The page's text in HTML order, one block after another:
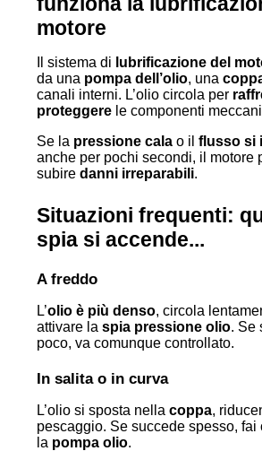
motore
Il sistema di lubrificazione del
da una pompa dell’olio, una
canali interni. L’olio circola per
proteggerele componenti
Se la pressione calao il flusso si
anche per pochi secondi, il motore
subire danni irreparabili.
Situazioni frequenti:
spia si accende...
A freddo
L’olio è più denso, circola
attivare la spia pressione olio. Se
poco, va comunque controllato.
In salita o in curva
L’olio si sposta nella coppa,
pescaggio. Se succede spesso, fai
la pompa olio.